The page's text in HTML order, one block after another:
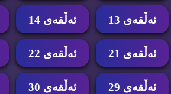
ئه‌ڵقه‌ی 13 ئه‌ڵقه‌ی 14
ئه‌ڵقه‌ی 21 ئه‌ڵقه‌ی 22
ئه‌ڵقه‌ی 29 ئه‌ڵقه‌ی 30